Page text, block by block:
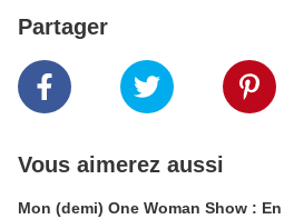
Partager
Vous aimerez aussi
Mon (demi) One Woman Show : En